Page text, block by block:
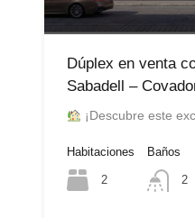
Dúplex en venta
Sabadell –
¡Descubre este
Habitaciones
2
Baños
2